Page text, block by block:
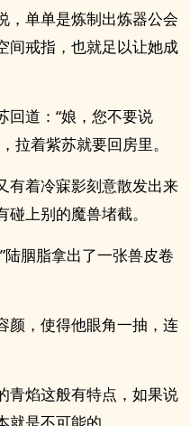
，单单是炼制出炼器公会
间戒指，也就足以让她成
回道：“娘，您不要说
拉着紫苏就要回房里。
有着冷寐影刻意散发出来
上别的魔兽堵截。
陆胭脂拿出了一张兽皮卷
颜，使得他眼角一抽，连
青焰这般有特点，如果说